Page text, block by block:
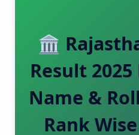
🏛️
Result
Name &
Rank